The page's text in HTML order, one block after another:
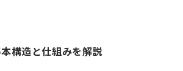
構造と仕組みを解説